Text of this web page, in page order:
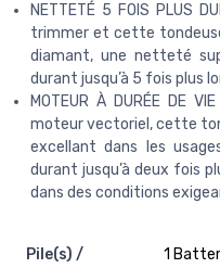
NETTETÉ 5 FOIS PLUS
trimmer et cette
diamant, une netteté
durant jusqu’à 5 fois plus
MOTEUR À DURÉE DE
moteur vectoriel, cette
excellant dans les
durant jusqu’à deux fois
dans des conditions
Pile(s) / 1